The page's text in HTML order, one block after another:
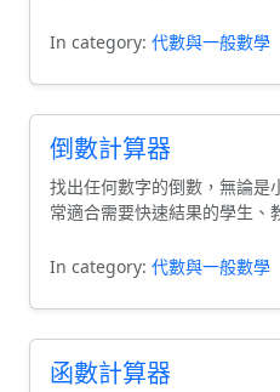
In category: 代數與一般數學
倒數計算器
找出任何數字的倒數，無論是
常適合需要快速結果的學生、
In category: 代數與一般數學
函數計算器